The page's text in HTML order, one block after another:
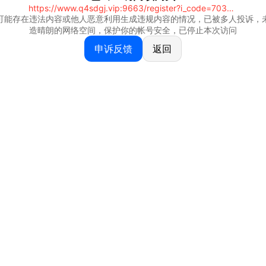
https://www.q4sdgj.vip:9663/register?i_code=70328081
能存在违法内容或他人恶意利用生成违规内容的情况，已被多人投诉，
造晴朗的网络空间，保护你的帐号安全，已停止本次访问
申诉反馈 返回